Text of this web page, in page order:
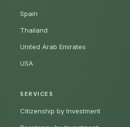
Spain
Thailand
United Arab Emirates
USA
SERVICES
Citizenship by Investment